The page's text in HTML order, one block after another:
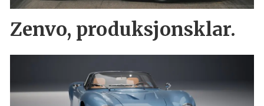
Zenvo, produksjonsklar.